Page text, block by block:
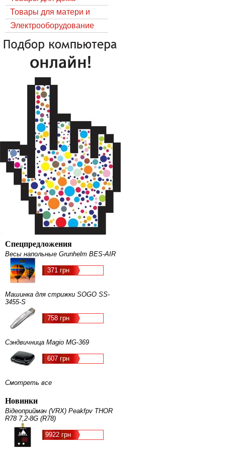
Товары для матери и
ребёнка
Электрооборудование
Спецпредложения
Весы напольные Grunhelm BES-AIR
371 грн
Машинка для стрижки SOGO SS-
3455-S
758 грн
Сэндвичница Magio МG-369
607 грн
Смотреть все
Новинки
Відеоприймач (VRX) Peakfpv THOR
R78 7,2-8G (R78)
9922 грн